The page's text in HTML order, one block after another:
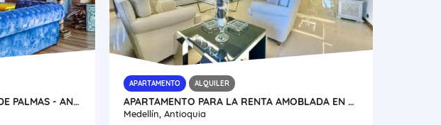
VENTA CASA DE LUJO EN ALTO DE PALMAS - ANTIOQUIA
APARTAMENTO ALQUILER
APARTAMENTO PARA LA RENTA AMOBLADA EN EL POBLADO, LOMA DE LOS GONZALEZ
Medellín, Antioquia